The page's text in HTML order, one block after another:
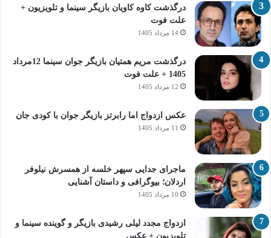
درگذشت کاوه کاویان بازیگر سینما و تلویزیون +
علت فوت
14 مرداد 1405
درگذشت مریم همتیان بازیگر جوان سینما 12مرداد
1405 + علت فوت
12 مرداد 1405
عکس ازدواج اما رابرتز بازیگر جوان با کودی جان
11 مرداد 1405
ماجرای جدایی سپهر خلسه از همسرش نیلوفر
اردلان؛ بیوگرافی و داستان آشنایی
10 مرداد 1405
ازدواج مجدد لیلی رشیدی بازیگر و گوینده سینما و
تلویزیون + عکس